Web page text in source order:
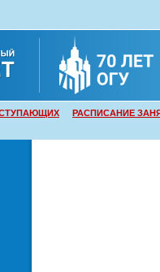
РАСПИСАНИЕ